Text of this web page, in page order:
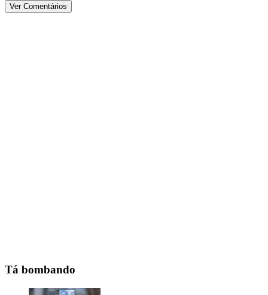
Ver Comentários
Tá bombando